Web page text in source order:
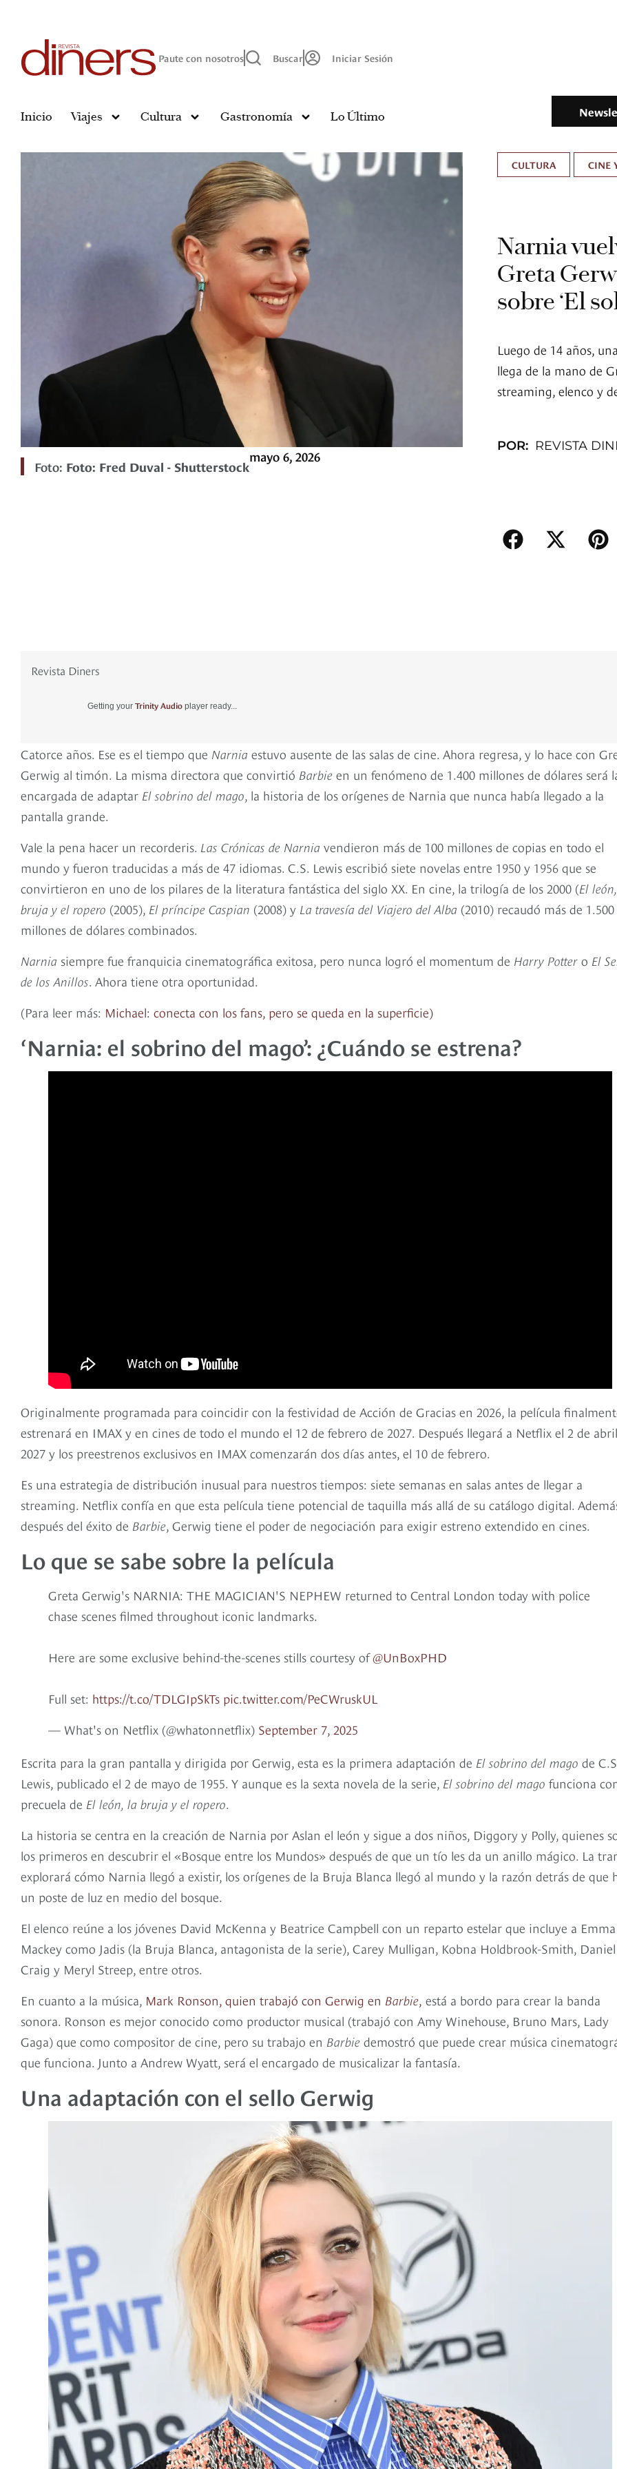
Paute con nosotros Buscar Iniciar Sesión
Inicio Viajes Cultura Gastronomía Lo Último
Foto: Foto: Fred Duval - Shutterstock
mayo 6, 2026
CULTURA CINE
Narnia
Greta
sobre ‘El
Luego de 14 años,
llega de la mano de
streaming, elenco y
POR: REVISTA
Revista Diners
Getting your Trinity Audio player ready...
Catorce años. Ese es el tiempo que Narnia estuvo ausente de las salas de cine. Ahora regresa, y lo hace con
Gerwig al timón. La misma directora que convirtió Barbie en un fenómeno de 1.400 millones de dólares será
encargada de adaptar El sobrino del mago, la historia de los orígenes de Narnia que nunca había llegado a la
pantalla grande.
Vale la pena hacer un recorderis. Las Crónicas de Narnia vendieron más de 100 millones de copias en todo el
mundo y fueron traducidas a más de 47 idiomas. C.S. Lewis escribió siete novelas entre 1950 y 1956 que se
convirtieron en uno de los pilares de la literatura fantástica del siglo XX. En cine, la trilogía de los 2000 (El
bruja y el ropero (2005), El príncipe Caspian (2008) y La travesía del Viajero del Alba (2010) recaudó más de 1.500
millones de dólares combinados.
Narnia siempre fue franquicia cinematográfica exitosa, pero nunca logró el momentum de Harry Potter o El
de los Anillos. Ahora tiene otra oportunidad.
(Para leer más: Michael: conecta con los fans, pero se queda en la superficie)
‘Narnia: el sobrino del mago’: ¿Cuándo se estrena?
Originalmente programada para coincidir con la festividad de Acción de Gracias en 2026, la película
estrenará en IMAX y en cines de todo el mundo el 12 de febrero de 2027. Después llegará a Netflix el 2 de
2027 y los preestrenos exclusivos en IMAX comenzarán dos días antes, el 10 de febrero.
Es una estrategia de distribución inusual para nuestros tiempos: siete semanas en salas antes de llegar a
streaming. Netflix confía en que esta película tiene potencial de taquilla más allá de su catálogo digital.
después del éxito de Barbie , Gerwig tiene el poder de negociación para exigir estreno extendido en cines.
Lo que se sabe sobre la película
Greta Gerwig's NARNIA: THE MAGICIAN'S NEPHEW returned to Central London today with police
chase scenes filmed throughout iconic landmarks.
Here are some exclusive behind-the-scenes stills courtesy of@UnBoxPHD
Full set: https://t.co/TDLGIpSkTs pic.twitter.com/PeCWruskUL
— What's on Netflix (@whatonnetflix) September 7, 2025
Escrita para la gran pantalla y dirigida por Gerwig, esta es la primera adaptación de El sobrino del mago de
Lewis, publicado el 2 de mayo de 1955. Y aunque es la sexta novela de la serie, El sobrino del mago funciona
precuela de El león, la bruja y el ropero
La historia se centra en la creación de Narnia por Aslan el león y sigue a dos niños, Diggory y Polly, quienes
los primeros en descubrir el «Bosque entre los Mundos» después de que un tío les da un anillo mágico. La
explorará cómo Narnia llegó a existir, los orígenes de la Bruja Blanca llegó al mundo y la razón detrás de que
un poste de luz en medio del bosque.
El elenco reúne a los jóvenes David McKenna y Beatrice Campbell con un reparto estelar que incluye a Emma
Mackey como Jadis (la Bruja Blanca, antagonista de la serie), Carey Mulligan, Kobna Holdbrook-Smith, Daniel
Craig y Meryl Streep, entre otros.
En cuanto a la música, Mark Ronson, quien trabajó con Gerwig en Barbie está a bordo para crear la banda
sonora. Ronson es mejor conocido como productor musical (trabajó con Amy Winehouse, Bruno Mars, Lady
Gaga) que como compositor de cine, pero su trabajo en Barbie demostró que puede crear música
que funciona. Junto a Andrew Wyatt, será el encargado de musicalizar la fantasía.
Una adaptación con el sello Gerwig